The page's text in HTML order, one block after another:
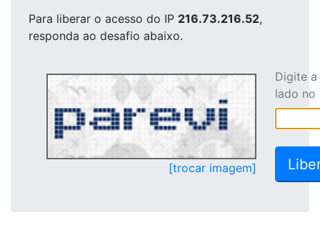
Para liberar o acesso do IP 216.73.216.52,
responda ao desafio abaixo.
[trocar imagem]
Digite
lado no